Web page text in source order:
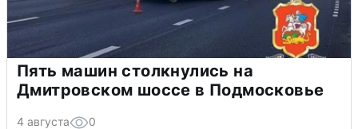
Пять машин столкнулись на
Дмитровском шоссе в Подмосковье
4 августа 0